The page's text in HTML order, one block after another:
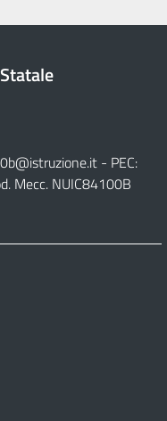
- PEC:
Mecc. NUIC84100B